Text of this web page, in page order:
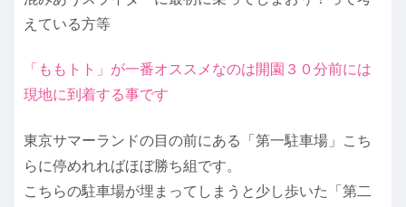
えている方等
「ももトト」が一番オススメなのは開園３０分前には
現地に到着する事です
東京サマーランドの目の前にある「第一駐車場」こち
らに停めれればほぼ勝ち組です。
こちらの駐車場が埋まってしまうと少し歩いた「第二